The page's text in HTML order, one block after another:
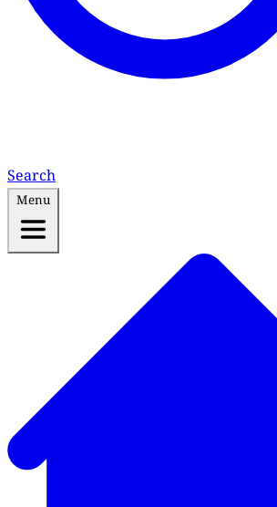
Search
Menu